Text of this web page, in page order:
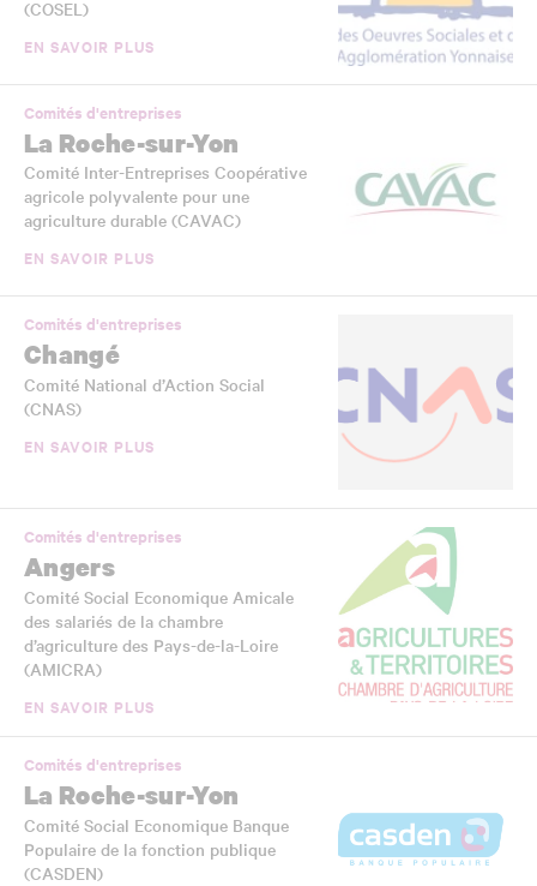
(COSEL)
EN SAVOIR PLUS
Comités d'entreprises
La Roche-sur-Yon
Comité Inter-Entreprises Coopérative
agricole polyvalente pour une
agriculture durable (CAVAC)
EN SAVOIR PLUS
Comités d'entreprises
Changé
Comité National d’Action Social
(CNAS)
EN SAVOIR PLUS
Comités d'entreprises
Angers
Comité Social Economique Amicale
des salariés de la chambre
d’agriculture des Pays-de-la-Loire
(AMICRA)
EN SAVOIR PLUS
Comités d'entreprises
La Roche-sur-Yon
Comité Social Economique Banque
Populaire de la fonction publique
(CASDEN)